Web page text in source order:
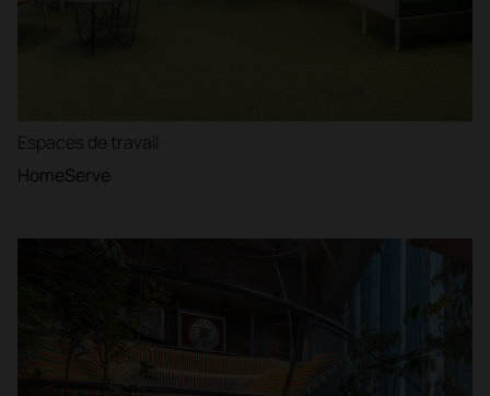
Espaces de travail
HomeServe